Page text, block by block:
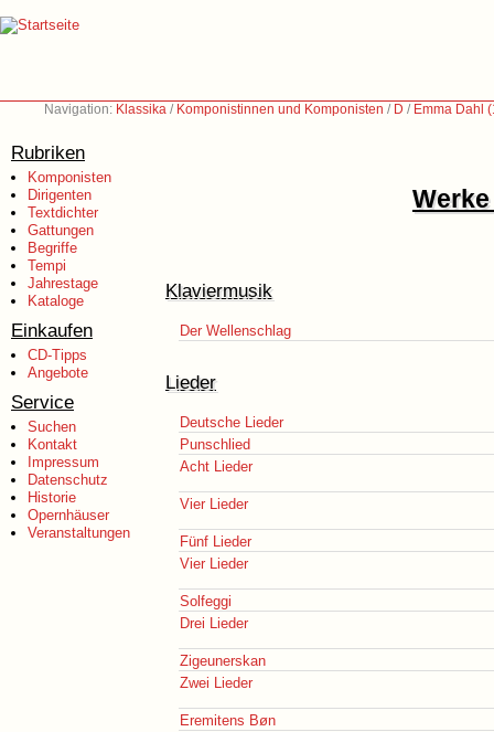
Navigation: Klassika / Komponistinnen und Komponisten / D / Emma Dahl
Rubriken
Komponisten
Dirigenten
Textdichter
Gattungen
Begriffe
Tempi
Jahrestage
Kataloge
Einkaufen
CD-Tipps
Angebote
Service
Suchen
Kontakt
Impressum
Datenschutz
Historie
Opernhäuser
Veranstaltungen
Klaviermusik
Der Wellenschlag
Lieder
Deutsche Lieder
Punschlied
Acht Lieder
Vier Lieder
Fünf Lieder
Vier Lieder
Solfeggi
Drei Lieder
Zigeunerskan
Zwei Lieder
Eremitens Bøn